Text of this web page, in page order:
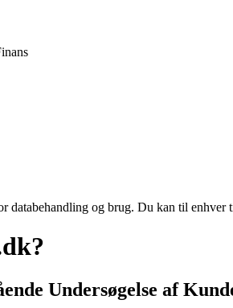
databehandling og brug. Du kan til
Undersøgelse af